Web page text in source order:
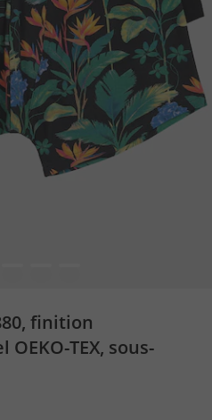
finition
OEKO-TEX, sous-